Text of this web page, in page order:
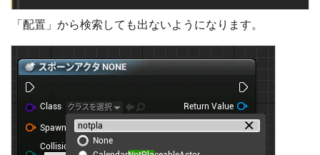
「配置」から検索しても出ないようになります。